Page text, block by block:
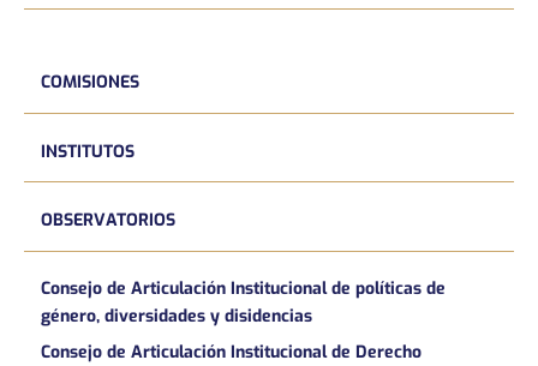
COMISIONES
INSTITUTOS
OBSERVATORIOS
Consejo de Articulación Institucional de políticas de
género, diversidades y disidencias
Consejo de Articulación Institucional de Derecho